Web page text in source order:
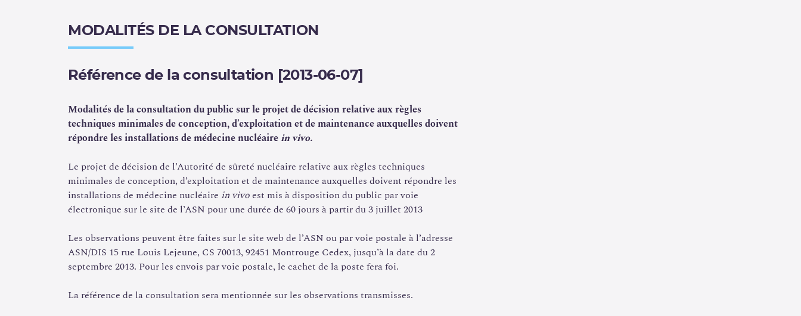
la décision n° 2010-DC-0175 de l’ASN du 4 février 2010 précisant les modalités techniques et
l’arrêté du 15 mai 2006 relatif aux conditions de délimitation et de signalisation des zones
surveillées et contrôlées […] compte tenu de l’exposition aux rayonnements ionisants ainsi
Processus d’élaboration de la décision
Le projet de décision a été rédigé sur la base de recommandations formulées dans un
rapport initial d’un groupe de travail (GT) « Aménagement des installations en médecine
nucléaire » missionné par l’ASN. Composé de représentants des professionnels de médecine
nucléaire [1] auxquels ont été associés l’IRSN, la Direction Générale du Travail et un
et s'est réuni 8 fois.
Le projet de décision s’est appuyé sur :
la législation et la réglementation en vigueur, notamment l’arrêté du 30 novembre 1981
MODALITÉS DE LA CONSULTATION
Référence de la consultation [2013-06-07]
Modalités de la consultation du public sur leprojet de décision relative aux règles
techniques minimales de conception, d’exploitation et de maintenance auxquelles doivent
répondre les installations de médecine nucléairein vivo.
Le projet de décision de l’Autorité de sûreté nucléaire relative aux règles techniques
minimales de conception, d’exploitation et de maintenance auxquelles doivent répondre les
installations de médecine nucléaire in vivoest mis à disposition du public par voie
électronique sur le site de l’ASN pour une durée de 60 jours à partir du 3 juillet 2013
Les observations peuvent être faites sur le site web de l’ASN ou par voie postale à l’adresse
ASN/DIS 15 rue Louis Lejeune, CS 70013, 92451 Montrouge Cedex, jusqu’à la date du 2
septembre 2013. Pour les envois par voie postale, le cachet de la poste fera foi.
La référence de la consultation sera mentionnée sur les observations transmisses.